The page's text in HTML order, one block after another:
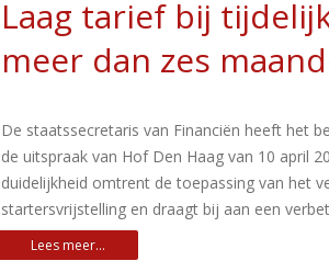
Laag tarief bij
meer dan zes
De staatssecretaris van Financiën heeft het
de uitspraak van Hof Den Haag van 10 april
duidelijkheid omtrent de toepassing van het
startersvrijstelling en draagt bij aan een